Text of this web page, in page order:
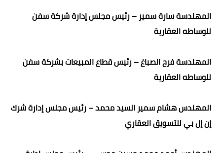
المهندسة سارة سمير – رئيس مجلس إدارة شركة سفن
للوساطه العقارية
المهندسة فرح الصباغ – رئيس قطاع المبيعات بشركة سفن
للوساطه العقارية
المهندس هشام سمير السيد محمد – رئيس مجلس إدارة شرك
إن إل بي للتسويق العقاري